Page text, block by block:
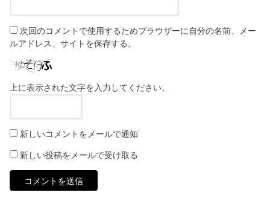
次回のコメントで使用するためブラウザーに自分の名前、メー
ルアドレス、サイトを保存する。
上に表示された文字を入力してください。
新しいコメントをメールで通知
新しい投稿をメールで受け取る